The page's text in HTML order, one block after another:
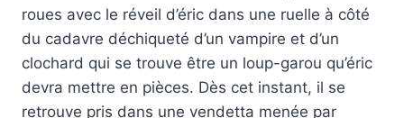
roues avec le réveil d’éric dans une ruelle à côté
du cadavre déchiqueté d’un vampire et d’un
clochard qui se trouve être un loup-garou qu’éric
devra mettre en pièces. Dès cet instant, il se
retrouve pris dans une vendetta menée par